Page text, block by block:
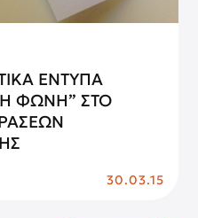
ΕΝΤΥΠΑ
ΦΩΝΗ” ΣΤΟ
30.03.15